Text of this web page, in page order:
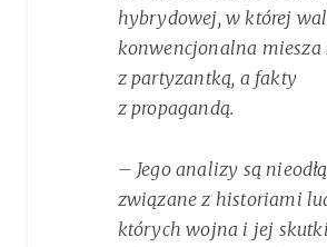
hybrydowej, w której
konwencjonalna miesza
z partyzantką, a fakty
z propagandą.
– Jego analizy są
związane z historiami
których wojna i jej